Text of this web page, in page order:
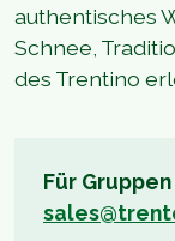
authentisches
Schnee,
des Trentino
Für